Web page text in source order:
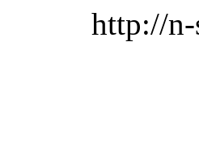
http://